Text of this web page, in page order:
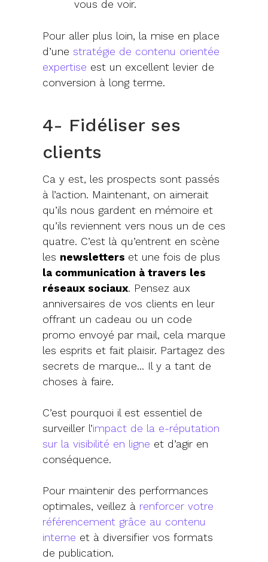
vous de voir.
Pour aller plus loin, la mise en place
d’une stratégie de contenu orientée
expertise est un excellent levier de
conversion à long terme.
4- Fidéliser ses
clients
Ca y est, les prospects sont passés
à l’action. Maintenant, on aimerait
qu’ils nous gardent en mémoire et
qu’ils reviennent vers nous un de ces
quatre. C’est là qu’entrent en scène
les newsletters et une fois de plus
la communication à travers les
réseaux sociaux. Pensez aux
anniversaires de vos clients en leur
offrant un cadeau ou un code
promo envoyé par mail, cela marque
les esprits et fait plaisir. Partagez des
secrets de marque… Il y a tant de
choses à faire.
C’est pourquoi il est essentiel de
surveiller l’impact de la e-réputation
sur la visibilité en ligne et d’agir en
conséquence.
Pour maintenir des performances
optimales, veillez à renforcer votre
référencement grâce au contenu
interne et à diversifier vos formats
de publication.